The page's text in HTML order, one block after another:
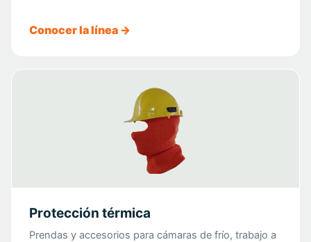
Conocer la línea →
Protección térmica
Prendas y accesorios para cámaras de frío, trabajo a